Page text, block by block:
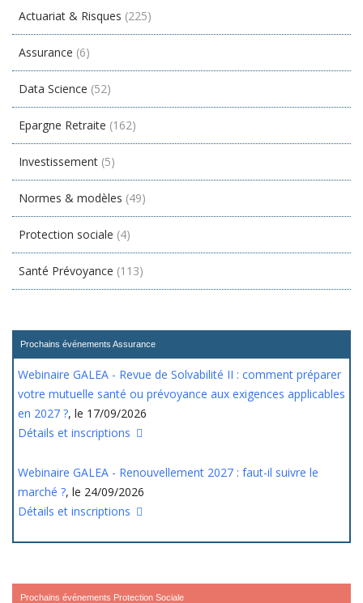
Actuariat & Risques (225)
Assurance (6)
Data Science (52)
Epargne Retraite (162)
Investissement (5)
Normes & modèles (49)
Protection sociale (4)
Santé Prévoyance (113)
Prochains événements Assurance
Webinaire GALEA - Revue de Solvabilité II : comment préparer
votre mutuelle santé ou prévoyance aux exigences applicables
en 2027 ?, le 17/09/2026
Détails et inscriptions
Webinaire GALEA - Renouvellement 2027 : faut-il suivre le
marché ?, le 24/09/2026
Détails et inscriptions
Prochains événements Protection Sociale